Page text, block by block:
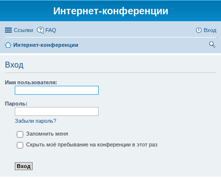
Интернет-конференции
Ссылки FAQ Вход
Интернет-конференции
Вход
Имя пользователя:
Пароль:
Забыли пароль?
Запомнить меня
Скрыть моё пребывание на конференции в этот раз